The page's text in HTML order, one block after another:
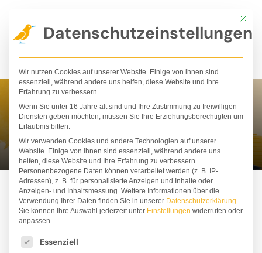
Inhalt
springen
Charles Santoso
Mit
Datenschutzeinstellungen
Wir nutzen Cookies auf unserer Website. Einige von ihnen sind
essenziell, während andere uns helfen, diese Website und Ihre
Erfahrung zu verbessern.
Wenn Sie unter 16 Jahre alt sind und Ihre Zustimmung zu freiwilligen
Diensten geben möchten, müssen Sie Ihre Erziehungsberechtigten um
Erlaubnis bitten.
Wir verwenden Cookies und andere Technologien auf unserer
Website. Einige von ihnen sind essenziell, während andere uns
helfen, diese Website und Ihre Erfahrung zu verbessern.
Personenbezogene Daten können verarbeitet werden (z. B. IP-
Adressen), z. B. für personalisierte Anzeigen und Inhalte oder
Anzeigen- und Inhaltsmessung. Weitere Informationen über die
Verwendung Ihrer Daten finden Sie in unserer Datenschutzerklärung.
Sie können Ihre Auswahl jederzeit unter Einstellungen widerrufen oder
anpassen.
Es folgt eine Liste der Service-Gruppen, für die
Essenziell